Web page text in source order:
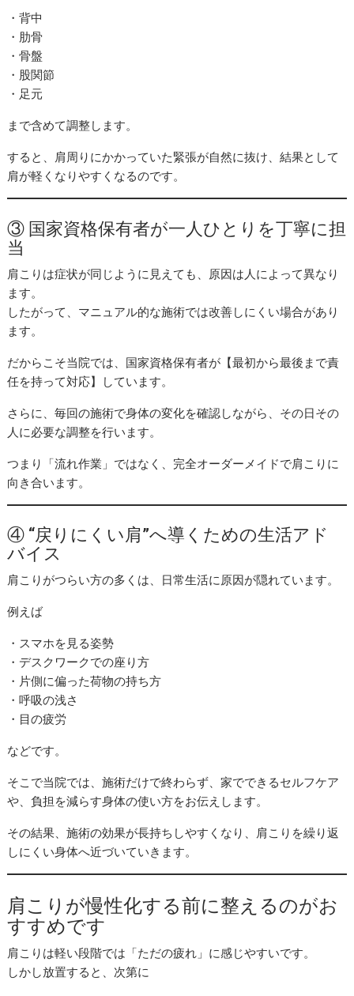
・背中
・肋骨
・骨盤
・股関節
・足元
まで含めて調整します。
すると、肩周りにかかっていた緊張が自然に抜け、結果として
肩が軽くなりやすくなるのです。
③ 国家資格保有者が一人ひとりを丁寧に担
当
肩こりは症状が同じように見えても、原因は人によって異なり
ます。
したがって、マニュアル的な施術では改善しにくい場合があり
ます。
だからこそ当院では、国家資格保有者が【最初から最後まで責
任を持って対応】しています。
さらに、毎回の施術で身体の変化を確認しながら、その日その
人に必要な調整を行います。
つまり「流れ作業」ではなく、完全オーダーメイドで肩こりに
向き合います。
④ “戻りにくい肩”へ導くための生活アド
バイス
肩こりがつらい方の多くは、日常生活に原因が隠れています。
例えば
・スマホを見る姿勢
・デスクワークでの座り方
・片側に偏った荷物の持ち方
・呼吸の浅さ
・目の疲労
などです。
そこで当院では、施術だけで終わらず、家でできるセルフケア
や、負担を減らす身体の使い方をお伝えします。
その結果、施術の効果が長持ちしやすくなり、肩こりを繰り返
しにくい身体へ近づいていきます。
肩こりが慢性化する前に整えるのがお
すすめです
肩こりは軽い段階では「ただの疲れ」に感じやすいです。
しかし放置すると、次第に